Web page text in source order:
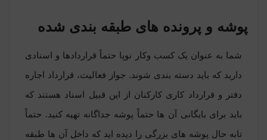
پوشه و پرونده های طبقه بندی شده
شما به عنوان یک کسب وکار نوپا حتماً قراردادها و اسنادی
دارید که باید دسته بندی شوند. جواز فعالیت، قرارداد اجاره
دفتر و قرارداد کاری کارکنان از این قبیل اسناد هستند که
باید برای بایگانی آن ها حتماً پوشه جداگانه تهیه کنید. حتماً
تابه حال پوشه های بزرگی را دیده اید که داخل آن ها طبقه